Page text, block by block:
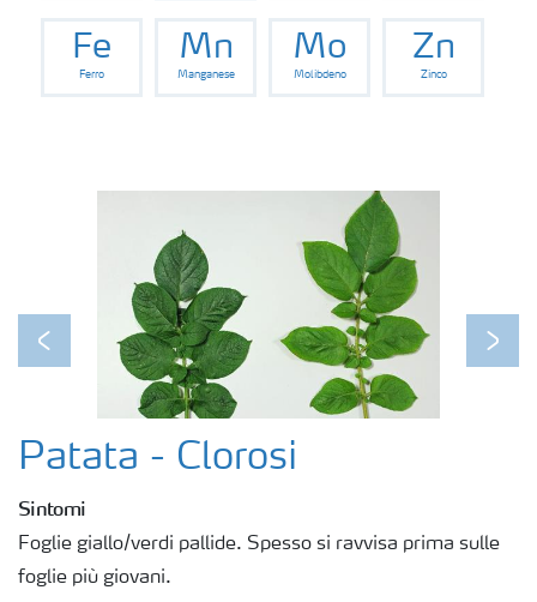
Organici e organo minerali
Strumenti e servizi
Fe
Ferro
Mn
Manganese
Mo
Molibdeno
Zn
Zinco
Previous Next
Patata - Clorosi
Sintomi
Foglie giallo/verdi pallide. Spesso si ravvisa prima sulle
foglie più giovani.